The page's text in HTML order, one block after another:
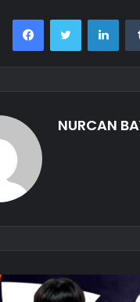
FacebookTwitter
NURCAN